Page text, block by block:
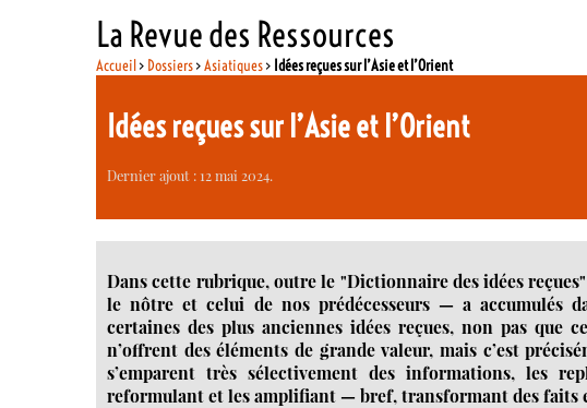
La Revue des Ressources
Accueil> Dossiers>Asiatiques> Idées reçues sur l’Asie et l’Orient
Idées reçues sur l’Asie et l’Orient
Dernier ajout : 12 mai 2024.
Dans cette rubrique, outre le "Dictionnaire des idées
le nôtre et celui de nos prédécesseurs — a accumulés
certaines des plus anciennes idées reçues, non pas que
n’offrent des éléments de grande valeur, mais c’est
s’emparent très sélectivement des informations, les
reformulant et les amplifiant — bref, transformant des faits